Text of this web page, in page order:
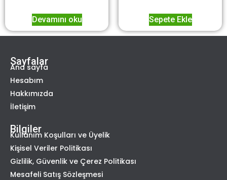
Devamını oku Sepete Ekle
Sayfalar
Ana sayfa
Hesabım
Hakkımızda
İletişim
Bilgiler
Kullanım Koşulları ve Üyelik
Kişisel Veriler Politikası
Gizlilik, Güvenlik ve Çerez Politikası
Mesafeli Satış Sözleşmesi